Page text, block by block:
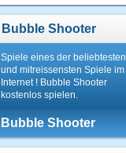
Bubble Shooter
Spiele eines der beliebtesten
und mitreissensten Spiele im
Internet ! Bubble Shooter
kostenlos spielen.
Bubble Shooter